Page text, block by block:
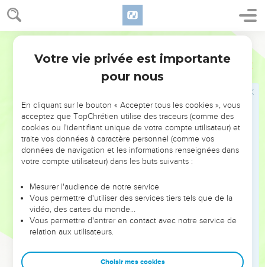
22
64 καὶ περικαλύψαντες αὐτὸν ἐπηρώτων λέγοντες·
Προφήτευσον, τίς ἐστιν ὁ παίσας σε;
καὶ ἕτερα πολλὰ βλασφημοῦντες ἔλεγον εἰς
Jésus devant le Conseil supérieur
Καὶ ὡς ἐγένετο ἡμέρα, συνήχθη τὸ πρεσβυτέριον
τοῦ λαοῦ, ἀρχιερεῖς τε καὶ γραμματεῖς, καὶ
ἀπήγαγον αὐτὸν εἰς τὸ συνέδριον αὐτῶν,
λέγοντες· Εἰ σὺ εἶ ὁ χριστός, εἰπὸν ἡμῖν. εἶπεν δὲ
ἐὰν δὲ ἐρωτήσω, οὐ μὴ ἀποκριθῆτε.
ἀπὸ τοῦ νῦν δὲ ἔσται ὁ υἱὸς τοῦ ἀνθρώπου
καθήμενος ἐκ δεξιῶν τῆς δυνάμεως τοῦ θεοῦ.
πρὸς αὐτοὺς ἔφη· Ὑμεῖς λέγετε ὅτι ἐγώ εἰμι.
Votre vie privée est importante
pour nous
En cliquant sur le bouton « Accepter tous les cookies », vous
acceptez que TopChrétien utilise des traceurs (comme des
cookies ou l'identifiant unique de votre compte utilisateur) et
traite vos données à caractère personnel (comme vos
données de navigation et les informations renseignées dans
votre compte utilisateur) dans les buts suivants :
Mesurer l'audience de notre service
Vous permettre d'utiliser des services tiers tels que de la
vidéo, des cartes du monde…
Vous permettre d'entrer en contact avec notre service de
relation aux utilisateurs.
Choisir mes cookies